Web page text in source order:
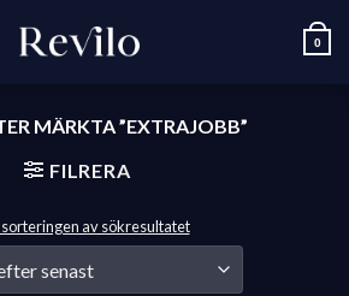
0
MÄRKTA ”EXTRAJOBB”
FILRERA
sorteringen av sökresultatet